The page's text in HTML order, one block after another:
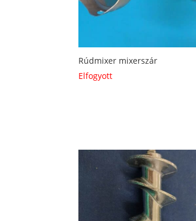
Rúdmixer mixerszár
Elfogyott